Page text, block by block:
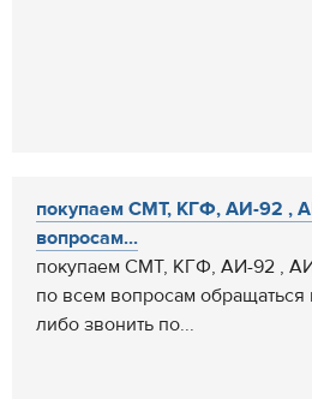
покупаем СМТ, КГФ, АИ-92 ,
вопросам...
покупаем СМТ, КГФ, АИ-92 ,
по всем вопросам обращаться
либо звонить по...